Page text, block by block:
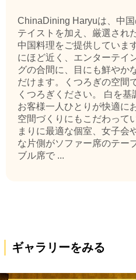
ChinaDining Haryuは、中
テイストを加え、厳選され
中国料理をご提供していま
にほど近く、エンターテイ
グの合間に、目にも鮮やか
だけます。くつろぎの空間
くつろぎください。 白を基
お客様一人ひとりが快適に
空間づくりにもこだわって
まりに最適な個室、女子会
な片側がソファー席のテー
ブル席で ...
ギャラリーをみる